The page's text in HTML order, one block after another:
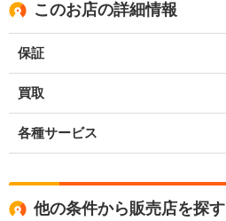
このお店の詳細情報
保証
買取
各種サービス
他の条件から販売店を探す